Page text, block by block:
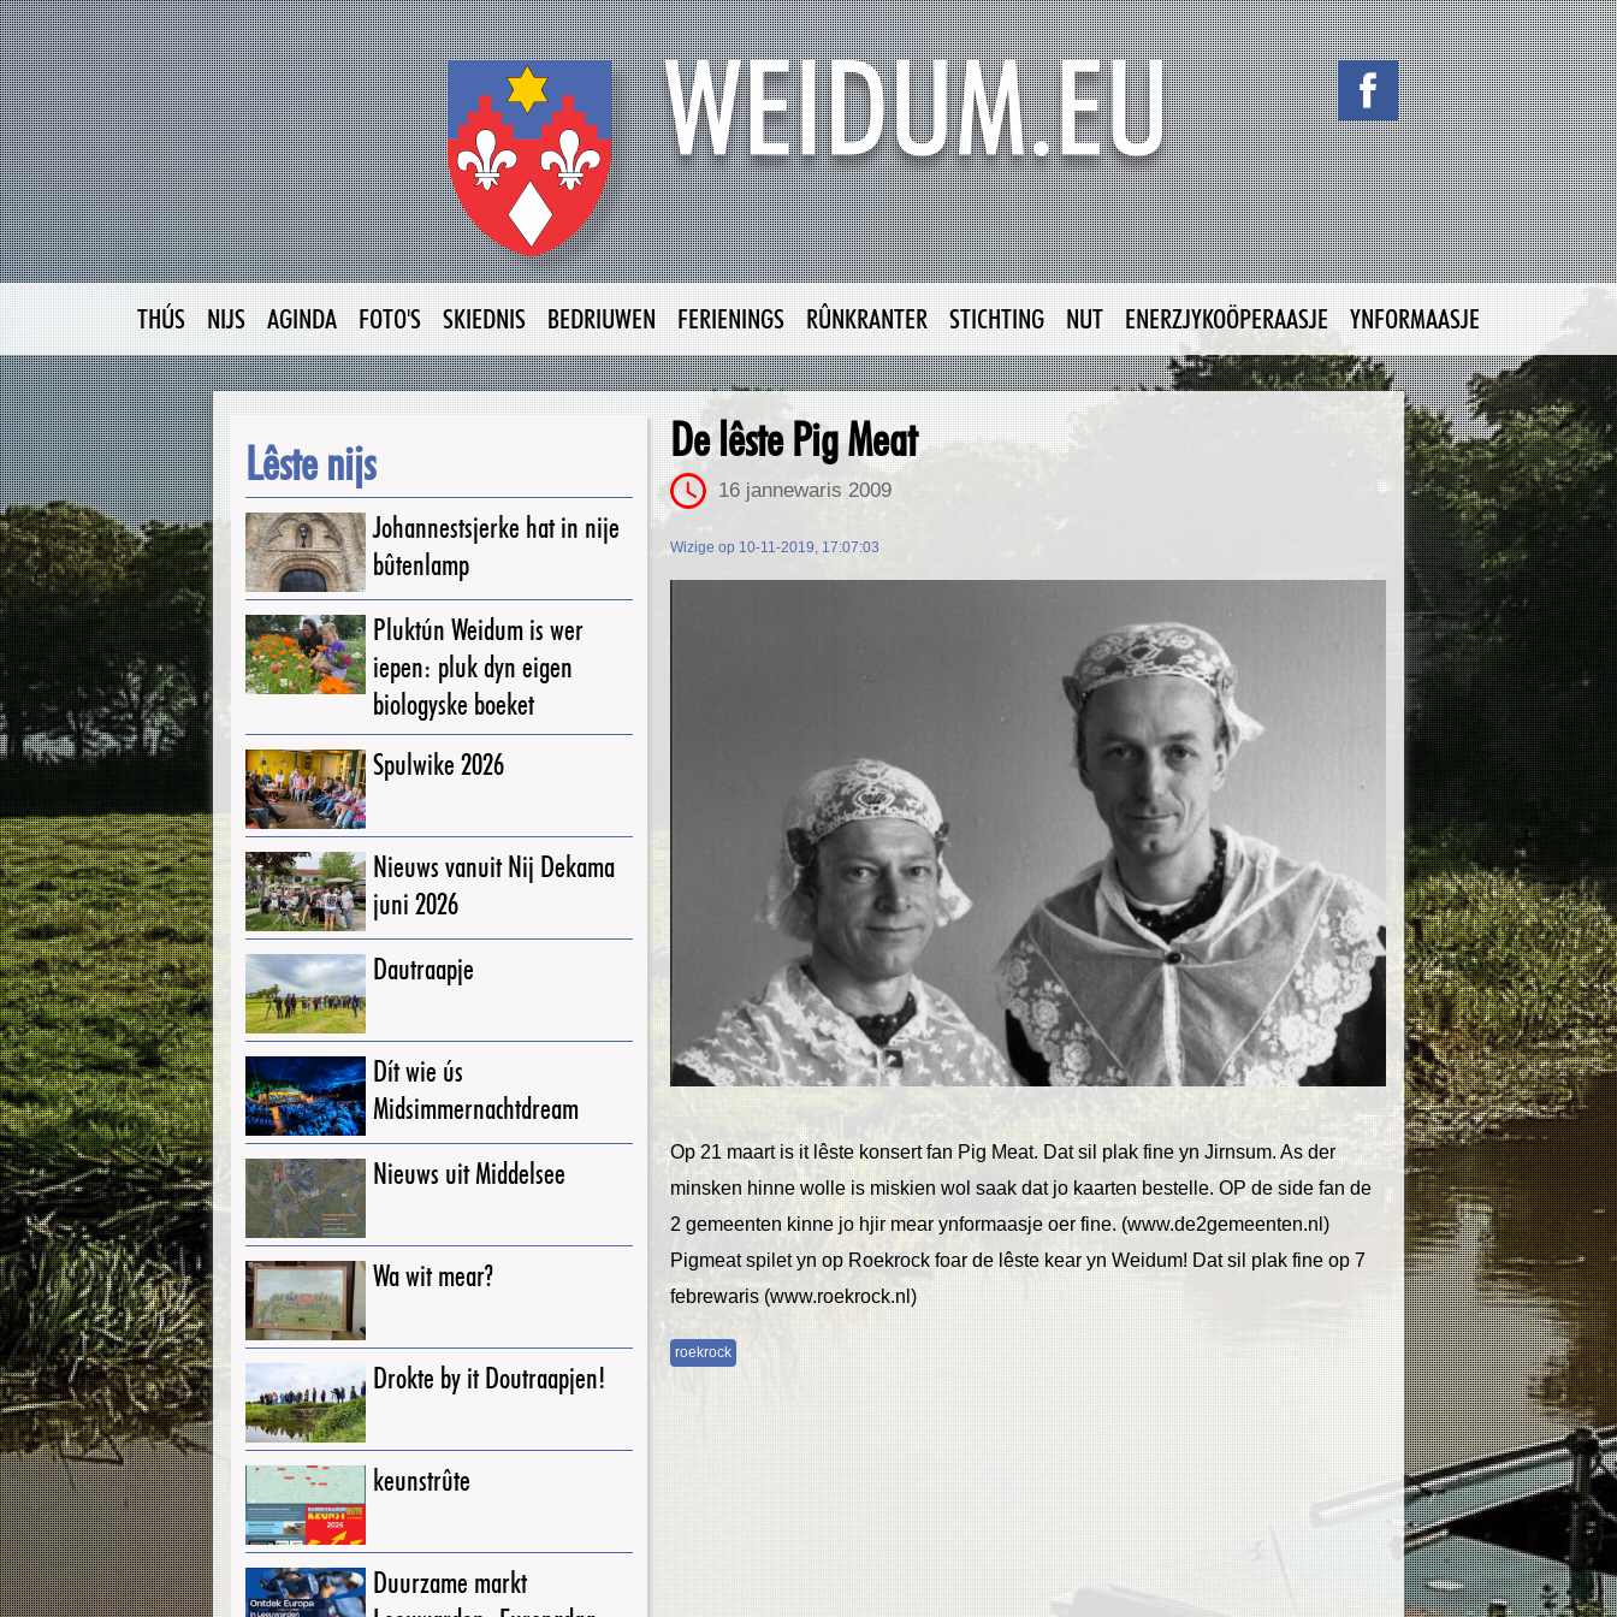
THÚS NIJS AGINDA FOTO'S SKIEDNIS BEDRIUWEN FERIENINGS RÛNKRANTER STICHTING NUT ENERZJYKOÖPERAASJE YNFORMAASJE
Lêste nijs
Johannestsjerke hat in nije
bûtenlamp
Pluktún Weidum is wer
iepen: pluk dyn eigen
biologyske boeket
Spulwike 2026
Nieuws vanuit Nij Dekama
juni 2026
Dautraapje
Dít wie ús
Midsimmernachtdream
Nieuws uit Middelsee
Wa wit mear?
Drokte by it Doutraapjen!
keunstrûte
Duurzame markt
De lêste Pig Meat
16 jannewaris 2009
Wizige op 10-11-2019, 17:07:03
Op 21 maart is it lêste konsert fan Pig Meat. Dat sil plak fine yn Jirnsum. As der
minsken hinne wolle is miskien wol saak dat jo kaarten bestelle. OP de side fan de
2 gemeenten kinne jo hjir mear ynformaasje oer fine. (www.de2gemeenten.nl)
Pigmeat spilet yn op Roekrock foar de lêste kear yn Weidum! Dat sil plak fine op 7
febrewaris (www.roekrock.nl)
roekrock